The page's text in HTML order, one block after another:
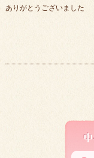
ありがとうございました